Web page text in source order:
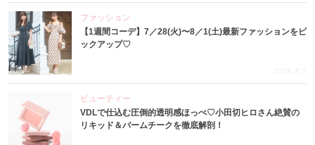
ファッション
【1週間コーデ】7／28(火)〜8／1(土)最新ファッションをピ
ックアップ♡
2026.8.5
ビューティー
VDLで仕込む圧倒的透明感ほっぺ♡小田切ヒロさん絶賛の
リキッド＆バームチークを徹底解剖！